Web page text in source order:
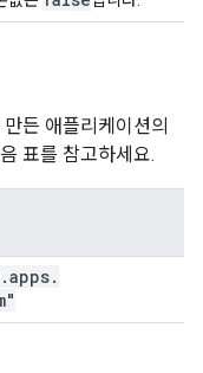
든 애플리케이션의
표를 참고하세요.
.apps.